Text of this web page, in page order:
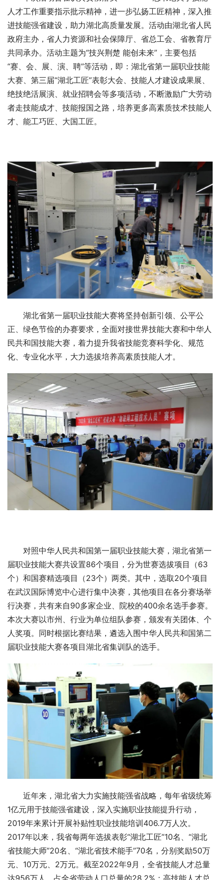
人才工作重要指示批示精神，进一步弘扬工匠精神，深入推
进技能强省建设，助力湖北高质量发展。活动由湖北省人民
政府主办，省人力资源和社会保障厅、省总工会、省教育厅
共同承办。活动主题为“技兴荆楚 能创未来”，主要包括
“赛、会、展、演、聘”等活动，即：湖北省第一届职业技能
大赛、第三届“湖北工匠”表彰大会、技能人才建设成果展、
绝技绝活展演、就业招聘会等多项活动，不断激励广大劳动
者走技能成才、技能报国之路，培养更多高素质技术技能人
才、能工巧匠、大国工匠。
湖北省第一届职业技能大赛将坚持创新引领、公平公
正、绿色节俭的办赛要求，全面对接世界技能大赛和中华人
民共和国技能大赛，着力提升我省技能竞赛科学化、规范
化、专业化水平，大力选拔培养高素质技能人才。
对照中华人民共和国第一届职业技能大赛，湖北省第一
届职业技能大赛共设置86个项目，分为世赛选拔项目（63
个）和国赛精选项目（23个）两类。其中，选取20个项目
在武汉国际博览中心进行集中决赛，其他项目在各分赛场举
行决赛，共有来自90多家企业、院校的400余名选手参赛。
本次大赛以市州、行业为单位组队参赛，颁发有关团体、个
人奖项。同时根据比赛结果，遴选入围中华人民共和国第二
届职业技能大赛各项目湖北省集训队的选手。
近年来，湖北省大力实施技能强省战略，每年省级统筹
1亿元用于技能强省建设，深入实施职业技能提升行动，
2019年来累计开展补贴性职业技能培训406.7万人次。
2017年以来，我省每两年选拔表彰“湖北工匠”10名、“湖北
省技能大师”20名、“湖北省技术能手”70名，分别奖励50万
元、10万元、2万元。截至2022年9月，全省技能人才总量